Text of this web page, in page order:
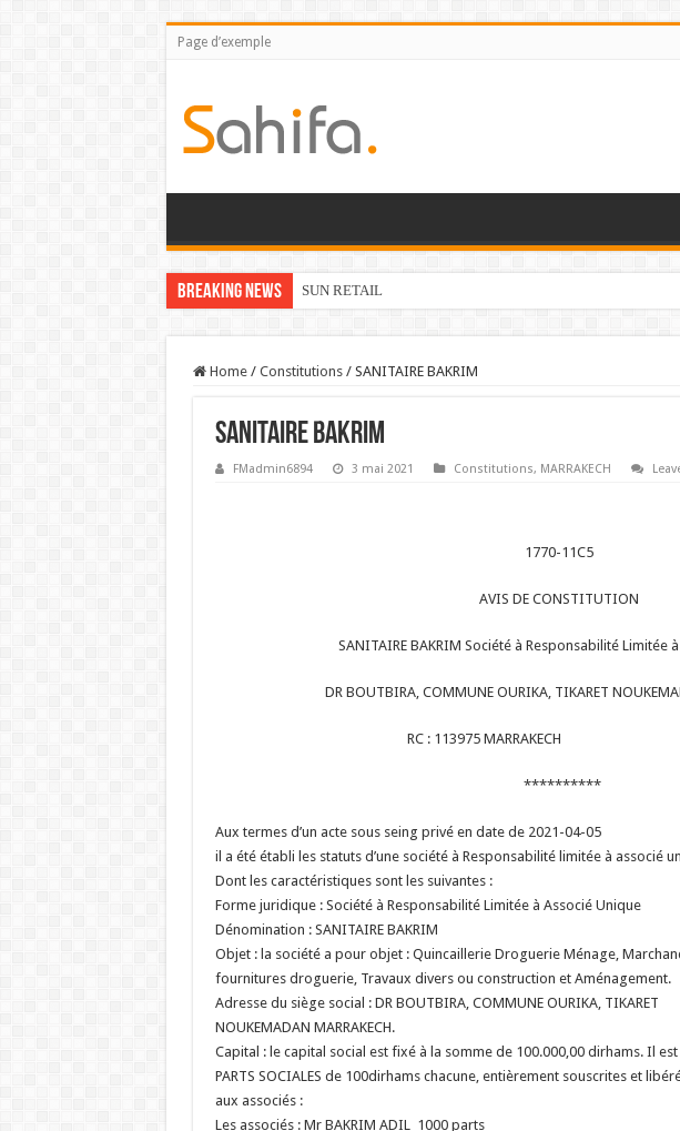
Page d’exemple
Breaking News SUN RETAIL
Home / Constitutions / SANITAIRE BAKRIM
SANITAIRE BAKRIM
FMadmin6894 3 mai 2021 Constitutions, MARRAKECH
1770-11C5
AVIS DE CONSTITUTION
SANITAIRE BAKRIM Société à Responsabilité Limitée
DR BOUTBIRA, COMMUNE OURIKA, TIKARET
RC : 113975
**********
Aux termes d’un acte sous seing privé en date de 2021-04-05
il a été établi les statuts d’une société à Responsabilité limitée à associé
Dont les caractéristiques sont les suivantes :
Forme juridique : Société à Responsabilité Limitée à Associé Unique
Dénomination : SANITAIRE BAKRIM
Objet : la société a pour objet : Quincaillerie Droguerie Ménage,
fournitures droguerie, Travaux divers ou construction et Aménagement.
Adresse du siège social : DR BOUTBIRA, COMMUNE OURIKA, TIKARET
NOUKEMADAN MARRAKECH.
Capital : le capital social est fixé à la somme de 100.000,00 dirhams. Il
PARTS SOCIALES de 100dirhams chacune, entièrement souscrites et
aux associés :
Les associés : Mr BAKRIM ADIL 1000 parts